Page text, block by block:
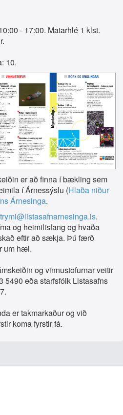
- 17:00. Matarhlé 1 klst.
10.
er að finna í bækling sem
í Árnessýslu (Hlaða niður
Árnesinga.
.
og heimilisfang og hvaða
eftir að sækja. Þú færð
um hæl.
og vinnustofurnar veitir
5490 eða starfsfólk Listasafns
er takmarkaður og við
koma fyrstir fá.